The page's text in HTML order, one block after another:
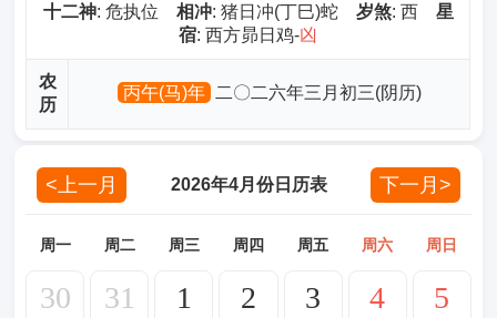
十二神: 危执位 相冲: 猪日冲(丁巳)蛇 岁煞: 西 星
宿: 西方昴日鸡-凶
农
历
丙午(马)年 二〇二六年三月初三(阴历)
<上一月 2026年4月份日历表 下一月>
周一 周二 周三 周四 周五 周六 周日
30 31 1 2 3 4 5